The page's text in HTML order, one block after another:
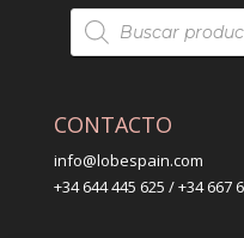
Búsqueda
CONTACTO
info@lobespain.com
+34 644 445 625 / +34 667